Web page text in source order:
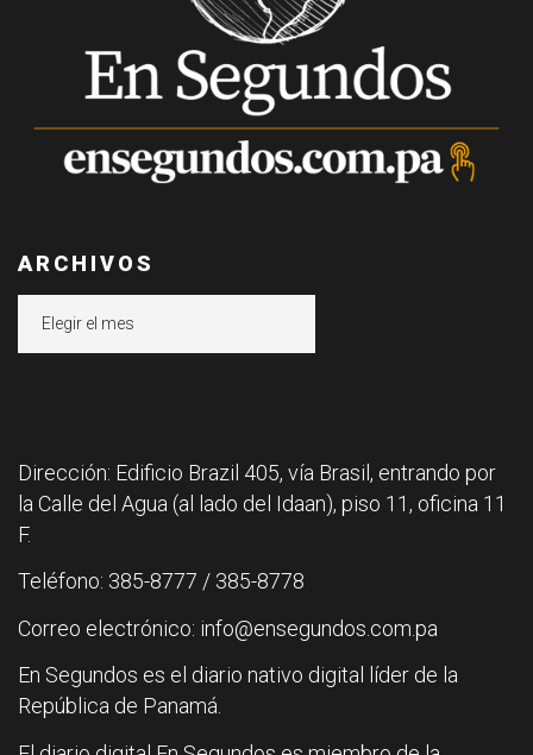
ARCHIVOS
Dirección: Edificio Brazil 405, vía Brasil, entrando por
la Calle del Agua (al lado del Idaan), piso 11, oficina 11
F.
Teléfono: 385-8777 / 385-8778
Correo electrónico: info@ensegundos.com.pa
En Segundos es el diario nativo digital líder de la
República de Panamá.